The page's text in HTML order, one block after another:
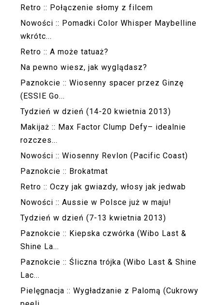
Retro :: Połączenie słomy z filcem
Nowości :: Pomadki Color Whisper Maybelline
wkrótc...
Retro :: A może tatuaż?
Na pewno wiesz, jak wyglądasz?
Paznokcie :: Wiosenny spacer przez Ginzę
(ESSIE Go...
Tydzień w dzień (14-20 kwietnia 2013)
Makijaż :: Max Factor Clump Defy– idealnie
rozczes...
Nowości :: Wiosenny Revlon (Pacific Coast)
Paznokcie :: Brokatmat
Retro :: Oczy jak gwiazdy, włosy jak jedwab
Nowości :: Aussie w Polsce już w maju!
Tydzień w dzień (7-13 kwietnia 2013)
Paznokcie :: Kiepska czwórka (Wibo Last &
Shine La...
Paznokcie :: Śliczna trójka (Wibo Last & Shine
Lac...
Pielęgnacja :: Wygładzanie z Palomą (Cukrowy